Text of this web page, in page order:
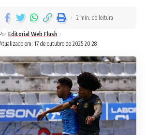
em: 17 de outubro de 2025 20:28
Por Editorial Web Flush
2 min. de leitura